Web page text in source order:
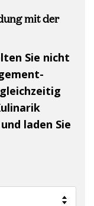
mit der
Sie nicht
laden Sie